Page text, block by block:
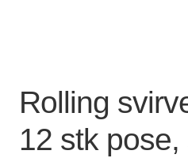
Lagersalg
Rolling
12 stk